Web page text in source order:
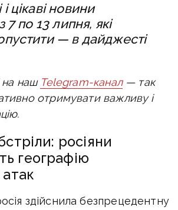
цікаві новини
7 по 13 липня, які
— в дайджесті
на наш Telegram-канал— так
отримувати важливу і
росіяни
географію
здійснилабезпрецедентну